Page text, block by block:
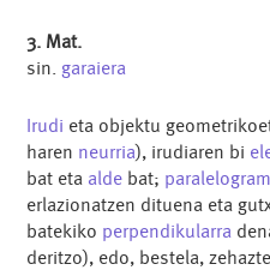
3. Mat.
sin. garaiera
Irudi eta objektu
haren neurria), irudiaren bi
bat eta alde bat;
erlazionatzen dituena eta
batekiko perpendikularra
deritzo), edo, bestela,